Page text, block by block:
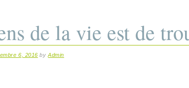
de la vie est de
6, 2016 byAdmin